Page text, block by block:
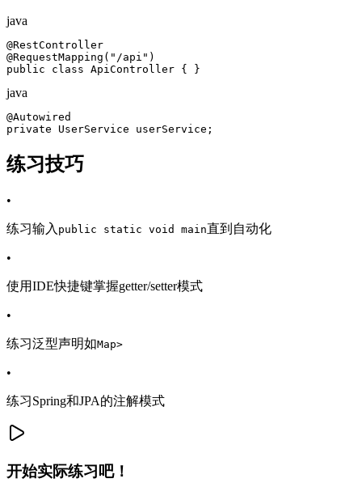
java
@RestController
@RequestMapping("/api")
public class ApiController { }
java
@Autowired
private UserService userService;
练习技巧
•
练习输入 public static void main直到自动化
•
使用IDE快捷键掌握getter/setter模式
•
练习泛型声明如Map>
•
练习Spring和JPA的注解模式
开始实际练习吧！